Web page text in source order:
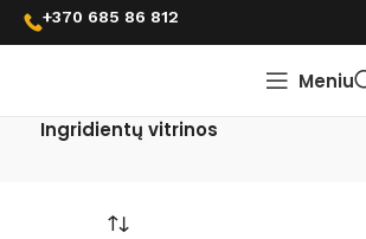
+370 685 86 812
Meniu
Ingridientų vitrinos